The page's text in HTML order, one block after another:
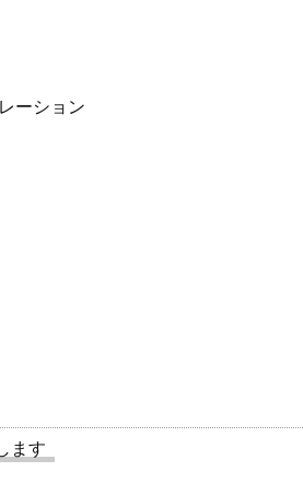
ーション
ます